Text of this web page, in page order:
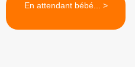
En attendant bébé... >